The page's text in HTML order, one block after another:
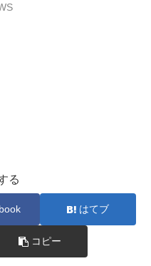
る
はてブ
コピー